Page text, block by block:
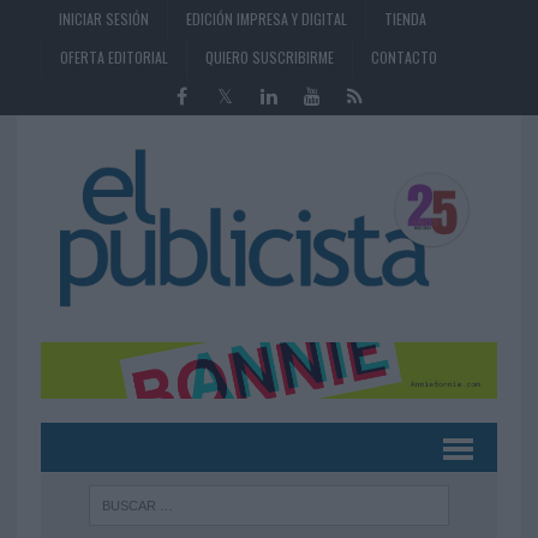
INICIAR SESIÓN EDICIÓN IMPRESA Y DIGITAL
TIENDA
OFERTA EDITORIAL
QUIERO SUSCRIBIRME CONTACTO